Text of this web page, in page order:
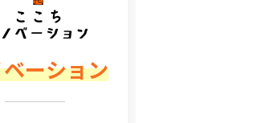
ーション